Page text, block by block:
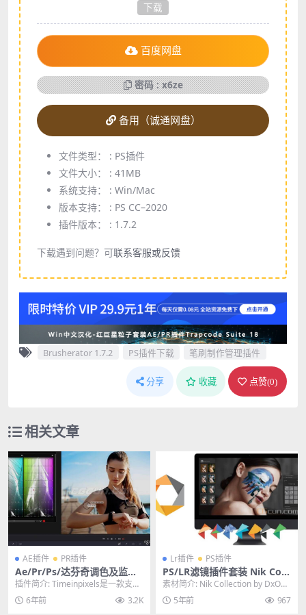
下载
百度网盘
密码 : x6ze
备用（诚通网盘）
文件类型： : PS插件
文件大小： : 41MB
系统支持： : Win/Mac
版本支持： : PS CC–2020
插件版本： : 1.7.2
下载遇到问题？可联系客服或反馈
Brusherator 1.7.2 PS插件下载 笔刷制作管理插件
分享 收藏 点赞(0)
相关文章
AE插件 PR插件
Ae/Pr/Ps/达芬奇调色及监视
预览插件套件 Timeinpixels v
2020.2 WIN破解版
插件简介: Timeinpixels是一款支持
Ae/Pr/达芬奇/Ps等软件的调...
6年前 3.2K
Lr插件 PS插件
PS/LR滤镜插件套装 Nik Coll
ection v4.1.1.0 Win破解版
素材简介: Nik Collection by DxO是
一款功能十分强大的照片编...
5年前 967